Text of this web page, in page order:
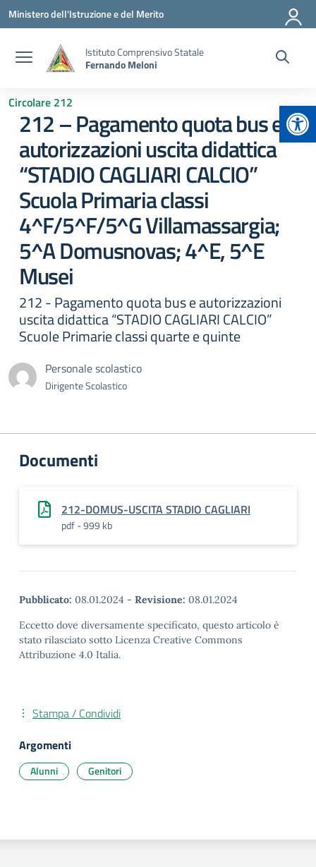
Vai ai contenuti
Vai al menu di navigazione
Vai al footer
Ministero dell'Istruzione e del Merito
Istituto Comprensivo Statale
Fernando Meloni
Circolare 212
212 – Pagamento quota bus e
autorizzazioni uscita didattica
“STADIO CAGLIARI CALCIO”
Scuola Primaria classi
4^F/5^F/5^G Villamassargia;
5^A Domusnovas; 4^E, 5^E
Musei
212 - Pagamento quota bus e autorizzazioni
uscita didattica “STADIO CAGLIARI CALCIO”
Scuole Primarie classi quarte e quinte
Personale scolastico
Dirigente Scolastico
Documenti
212-DOMUS-USCITA STADIO CAGLIARI
pdf - 999 kb
Pubblicato: 08.01.2024 - Revisione: 08.01.2024
Eccetto dove diversamente specificato, questo articolo è
stato rilasciato sotto Licenza Creative Commons
Attribuzione 4.0 Italia.
Stampa / Condividi
Argomenti
Alunni Genitori